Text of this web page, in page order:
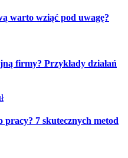
warto wziąć pod uwagę?
firmy? Przykłady działań
7 skutecznych metod